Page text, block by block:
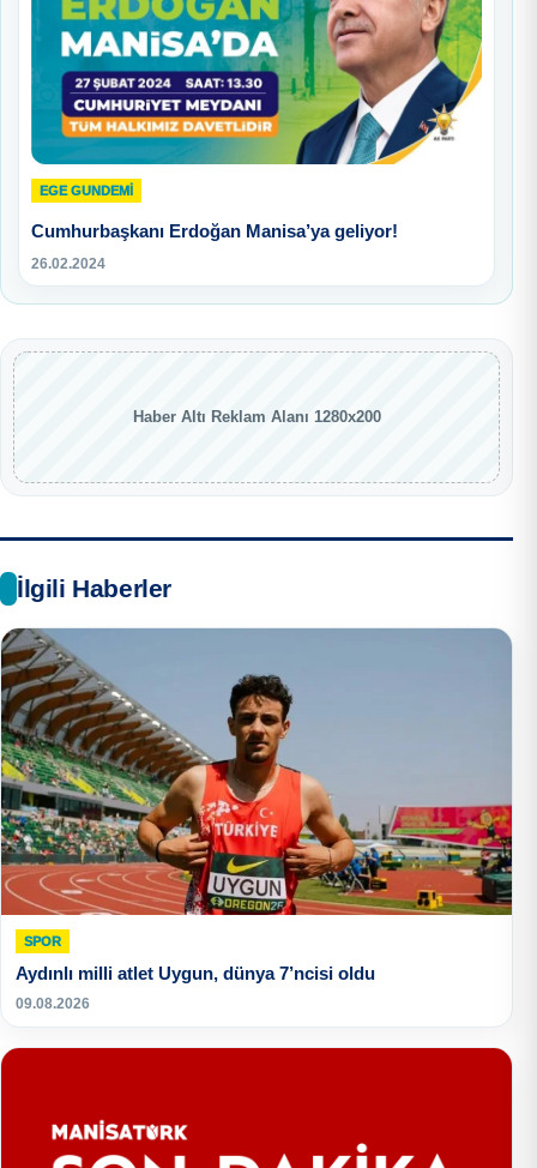
EGE GUNDEMİ
Cumhurbaşkanı Erdoğan Manisa’ya geliyor!
26.02.2024
Haber Altı Reklam Alanı 1280x200
İlgili Haberler
SPOR
Aydınlı milli atlet Uygun, dünya 7’ncisi oldu
09.08.2026